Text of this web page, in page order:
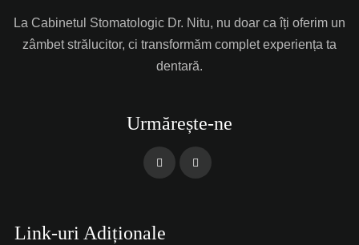
La Cabinetul Stomatologic Dr. Nitu, nu doar ca îți oferim un
zâmbet strălucitor, ci transformăm complet experiența ta
dentară.
Urmărește-ne
Link-uri Adiționale